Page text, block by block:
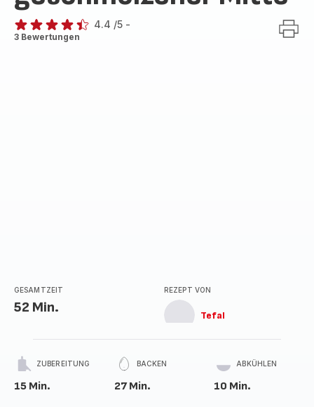
ratings.4.4
4.4 /5 -
3 Bewertungen
GESAMTZEIT
52 Min.
REZEPT VON
Tefal
ZUBEREITUNG
15 Min.
BACKEN
27 Min.
ABKÜHLEN
10 Min.